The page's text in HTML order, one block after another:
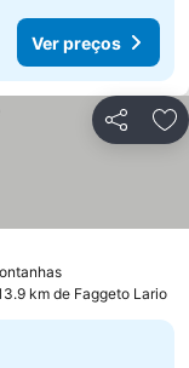
Ver preços
Partilhar
km de Faggeto Lario